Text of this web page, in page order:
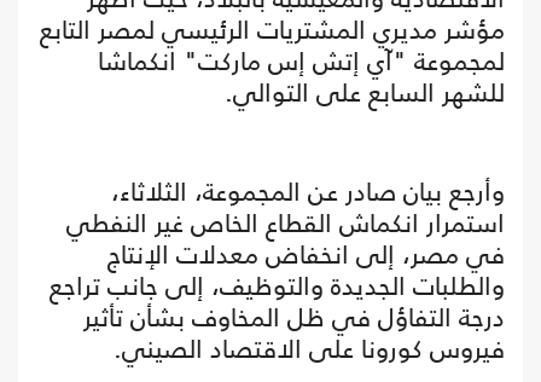
مؤشر مديري المشتريات الرئيسي لمصر التابع
لمجموعة "آي إتش إس ماركت" انكماشا
للشهر السابع على التوالي.
وأرجع بيان صادر عن المجموعة، الثلاثاء،
استمرار انكماش القطاع الخاص غير النفطي
في مصر، إلى انخفاض معدلات الإنتاج
والطلبات الجديدة والتوظيف، إلى جانب تراجع
درجة التفاؤل في ظل المخاوف بشأن تأثير
فيروس كورونا على الاقتصاد الصيني.